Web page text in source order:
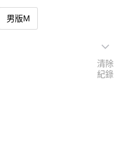
男版M
清除
紀錄